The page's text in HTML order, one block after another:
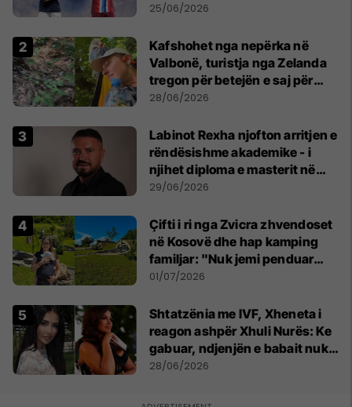
25/06/2026
Kafshohet nga nepërka në
Valbonë, turistja nga Zelanda
tregon për betejën e saj për
mbijetesë
28/06/2026
Labinot Rexha njofton arritjen e
rëndësishme akademike - i
njihet diploma e masterit në
Psikologji në Zvicër
29/06/2026
Çifti i ri nga Zvicra zhvendoset
në Kosovë dhe hap kamping
familjar: "Nuk jemi penduar
asnjë ditë"
01/07/2026
Shtatzënia me IVF, Xheneta i
reagon ashpër Xhuli Nurës: Ke
gabuar, ndjenjën e babait nuk
mund t'ia plotësosh kurrë
28/06/2026